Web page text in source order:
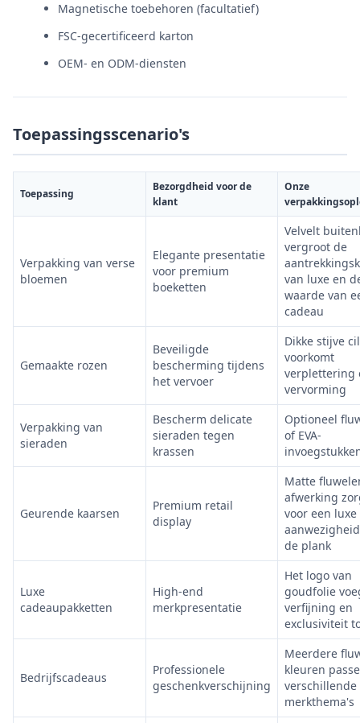
Magnetische toebehoren (facultatief)
FSC-gecertificeerd karton
OEM- en ODM-diensten
Toepassingsscenario's
Toepassing
Bezorgdheid voor de
klant
Onze
Verpakking van verse
bloemen
Elegante presentatie
voor premium
boeketten
Velvelt
vergroot de
van luxe en
waarde van
cadeau
Gemaakte rozen
Beveiligde
bescherming tijdens
het vervoer
Dikke stijve
voorkomt
verplettering
vervorming
Verpakking van
sieraden
Bescherm delicate
sieraden tegen
krassen
Optioneel
of EVA-
Geurende kaarsen
Premium retail
display
Matte
afwerking
voor een luxe
de plank
Luxe
cadeaupakketten
High-end
merkpresentatie
Het logo van
goudfolie
verfijning en
exclusiviteit
Bedrijfscadeaus
Professionele
geschenkverschijning
Meerdere
kleuren
verschillende
merkthema's